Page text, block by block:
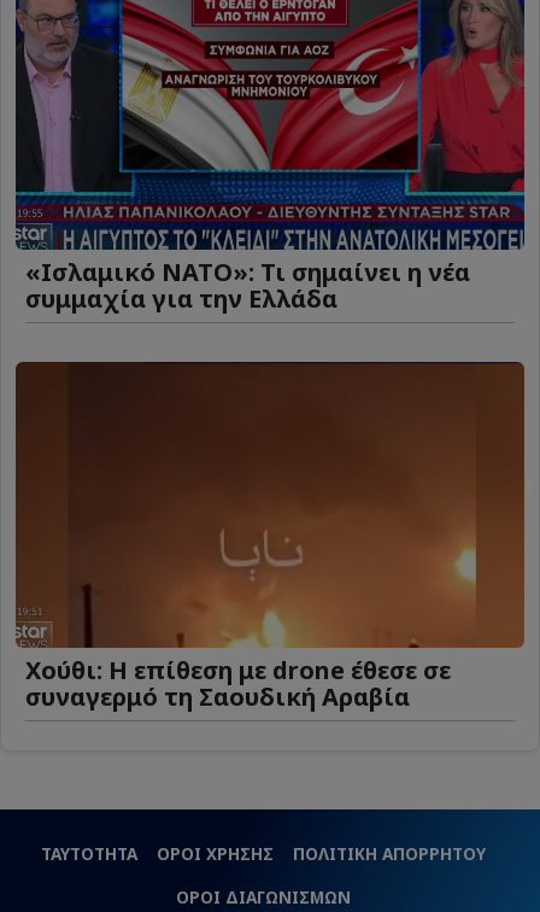
«Ισλαμικό ΝΑΤΟ»: Τι σημαίνει η νέα
συμμαχία για την Ελλάδα
Χούθι: Η επίθεση με drone έθεσε σε
συναγερμό τη Σαουδική Αραβία
ΤΑΥΤΟΤΗΤΑ ΟΡΟΙ ΧΡΗΣΗΣ
ΠΟΛΙΤΙΚΗ ΑΠΟΡΡΗΤΟΥ
ΟΡΟΙ ΔΙΑΓΩΝΙΣΜΩΝ